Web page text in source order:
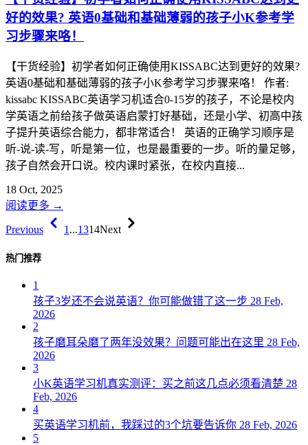
好的效果? 英语0基础和基础薄弱的孩子小K参考学
习步骤来咯！
【干货经验】初学者如何正确使用KISSABC达到更好的效果?
英语0基础和基础薄弱的孩子小K参考学习步骤来咯！ 作者:
kissabc KISSABC英语学习机适合0-15岁的孩子，不论是校内
学英语之前给孩子做英语启蒙打好基础，还是小学、初高中孩
子提升英语综合能力，都非常适合！ 英语的正确学习顺序是
听-说-读-写，听是第一位，也是最重要的一步。听的量足够，
孩子自然会开口说。校内课时紧张，在校内直接...
18 Oct, 2025
阅读更多 →
Previous 1 ...1314Next
热门推荐
1
孩子3岁还不会说英语？你可能做错了这一步 28 Feb,
2026
2
孩子磨耳朵磨了两年没效果？问题可能出在这里 28 Feb,
2026
3
小K英语学习机真实测评：买之前这几点必须看清楚 28
Feb, 2026
4
买英语学习机前，我踩过的3个坑要告诉你 28 Feb, 2026
5